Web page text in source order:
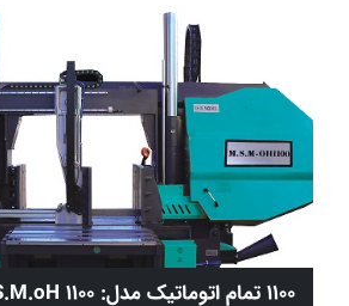
1100 تمام اتوماتیک مدل: M.S.M.oH 1100